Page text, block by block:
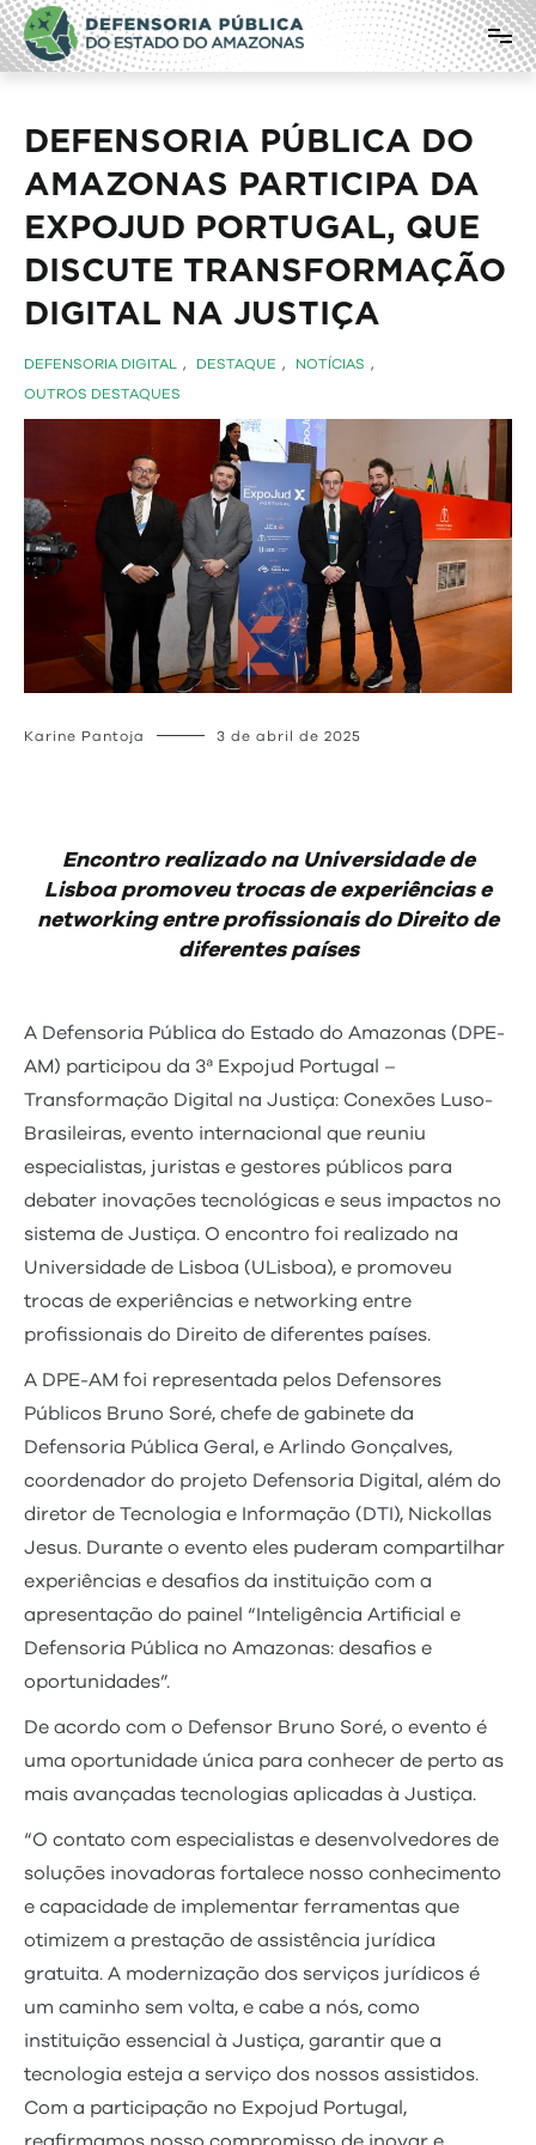
Pular
para
o
conteúdo
Defensoria Pública do Estado do
Amazonas
DEFENSORIA PÚBLICA DO
AMAZONAS PARTICIPA DA
EXPOJUD PORTUGAL, QUE
DISCUTE TRANSFORMAÇÃO
DIGITAL NA JUSTIÇA
DEFENSORIA DIGITAL , DESTAQUE , NOTÍCIAS ,
OUTROS DESTAQUES
Karine Pantoja 3 de abril de 2025
Encontro realizado na Universidade de
Lisboa promoveu trocas de experiências e
networking entre profissionais do Direito de
diferentes países
A Defensoria Pública do Estado do Amazonas (DPE-
AM) participou da 3ª Expojud Portugal –
Transformação Digital na Justiça: Conexões Luso-
Brasileiras, evento internacional que reuniu
especialistas, juristas e gestores públicos para
debater inovações tecnológicas e seus impactos no
sistema de Justiça. O encontro foi realizado na
Universidade de Lisboa (ULisboa), e promoveu
trocas de experiências e networking entre
profissionais do Direito de diferentes países.
A DPE-AM foi representada pelos Defensores
Públicos Bruno Soré, chefe de gabinete da
Defensoria Pública Geral, e Arlindo Gonçalves,
coordenador do projeto Defensoria Digital, além do
diretor de Tecnologia e Informação (DTI), Nickollas
Jesus. Durante o evento eles puderam compartilhar
experiências e desafios da instituição com a
apresentação do painel “Inteligência Artificial e
Defensoria Pública no Amazonas: desafios e
oportunidades”.
De acordo com o Defensor Bruno Soré, o evento é
uma oportunidade única para conhecer de perto as
mais avançadas tecnologias aplicadas à Justiça.
“O contato com especialistas e desenvolvedores de
soluções inovadoras fortalece nosso conhecimento
e capacidade de implementar ferramentas que
otimizem a prestação de assistência jurídica
gratuita. A modernização dos serviços jurídicos é
um caminho sem volta, e cabe a nós, como
instituição essencial à Justiça, garantir que a
tecnologia esteja a serviço dos nossos assistidos.
Com a participação no Expojud Portugal,